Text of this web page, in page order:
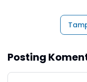
Posting